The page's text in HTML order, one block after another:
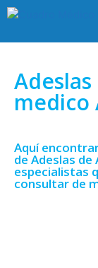
medico
Aquí
de Adeslas
especialistas
consultar de